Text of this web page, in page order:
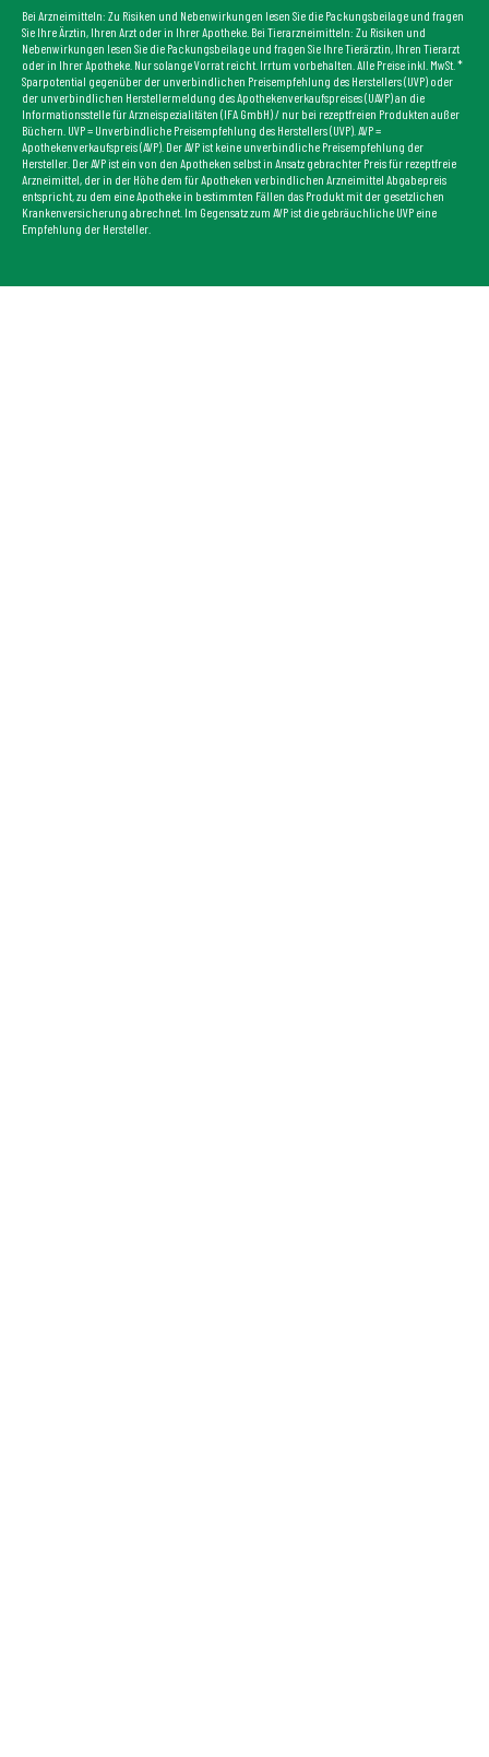
Bei Arzneimitteln: Zu Risiken und Nebenwirkungen lesen Sie die Packungsbeilage und fragen
Sie Ihre Ärztin, Ihren Arzt oder in Ihrer Apotheke. Bei Tierarzneimitteln: Zu Risiken und
Nebenwirkungen lesen Sie die Packungsbeilage und fragen Sie Ihre Tierärztin, Ihren Tierarzt
oder in Ihrer Apotheke. Nur solange Vorrat reicht. Irrtum vorbehalten. Alle Preise inkl. MwSt. *
Sparpotential gegenüber der unverbindlichen Preisempfehlung des Herstellers (UVP) oder
der unverbindlichen Herstellermeldung des Apothekenverkaufspreises (UAVP) an die
Informationsstelle für Arzneispezialitäten (IFA GmbH) / nur bei rezeptfreien Produkten außer
Büchern. UVP = Unverbindliche Preisempfehlung des Herstellers (UVP). AVP =
Apothekenverkaufspreis (AVP). Der AVP ist keine unverbindliche Preisempfehlung der
Hersteller. Der AVP ist ein von den Apotheken selbst in Ansatz gebrachter Preis für rezeptfreie
Arzneimittel, der in der Höhe dem für Apotheken verbindlichen Arzneimittel Abgabepreis
entspricht, zu dem eine Apotheke in bestimmten Fällen das Produkt mit der gesetzlichen
Krankenversicherung abrechnet. Im Gegensatz zum AVP ist die gebräuchliche UVP eine
Empfehlung der Hersteller.